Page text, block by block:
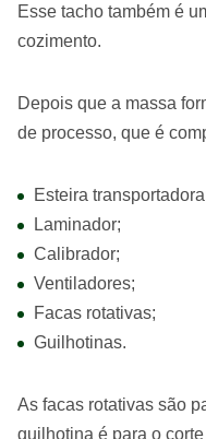
Esse tacho também é
cozimento.
Depois que a massa
de processo, que é
Esteira
Laminador;
Calibrador;
Ventiladores;
Facas rotativas;
Guilhotinas.
As facas rotativas são
guilhotina é para o